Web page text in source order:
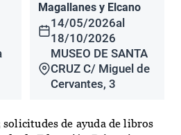
Magallanes y Elcano
14/05/2026al
18/10/2026
MUSEO DE SANTA
CRUZ C/ Miguel de
Cervantes, 3
solicitudes de ayuda de libros